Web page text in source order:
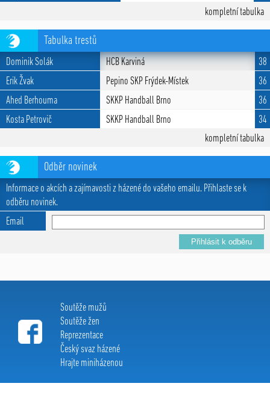
kompletní tabulka
Tabulka trestů
Dominik Solák HCB Karviná
38
Erik Žvak
Pepino SKP Frýdek-Místek
36
Ahed Berhouma
SKKP Handball Brno
36
Kosta Petrovič
SKKP Handball Brno
34
kompletní tabulka
Odběr novinek
Informace o akcích a zajímavosti z házené do vašeho emailu. Přihlaste se k
odběru novinek.
Email
Soutěže mužů
Soutěže žen
Reprezentace
Český svaz házené
Hrajte miniházenou